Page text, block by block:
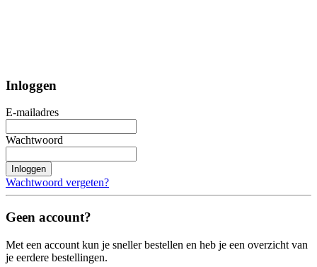
Inloggen
E-mailadres
Wachtwoord
Inloggen
Wachtwoord vergeten?
Geen account?
Met een account kun je sneller bestellen en heb je een overzicht van
je eerdere bestellingen.